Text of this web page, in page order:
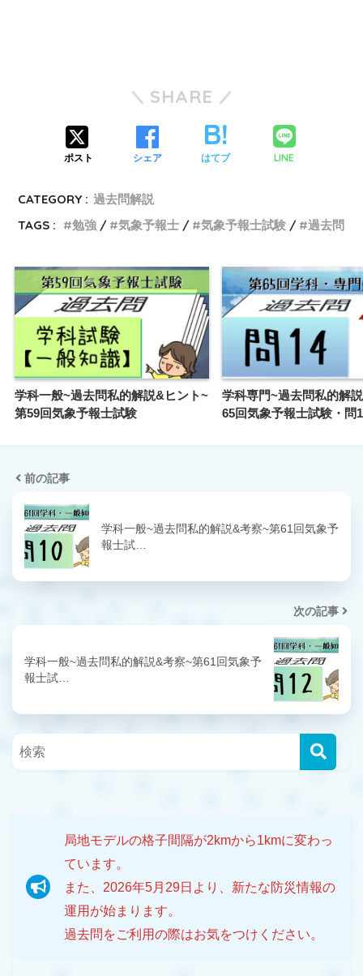
SHARE
ポスト シェア はてブ LINE
CATEGORY : 過去問解説
TAGS :
勉強 気象予報士 気象予報士試験 過去問
学科一般~過去問私的解説&ヒント~
第59回気象予報士試験
学科専門~過去問私的解
65回気象予報士試験・問
前の記事
学科一般~過去問私的解説&考察~第61回気象予
報士試…
次の記事
学科一般~過去問私的解説&考察~第61回気象予
報士試…
局地モデルの格子間隔が2kmから1kmに変わっ
ています。
また、2026年5月29日より、新たな防災情報の
運用が始まります。
過去問をご利用の際はお気をつけください。